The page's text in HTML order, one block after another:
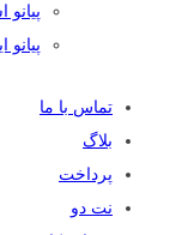
پیانو
تماس با ما
بلاگ
پرداخت
نت دو